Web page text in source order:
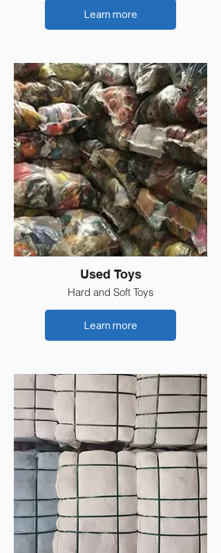
Learn more
Used Toys
Hard and Soft Toys
Learn more